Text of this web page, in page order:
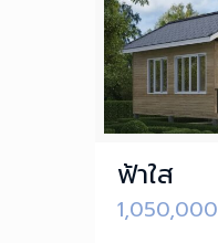
ฟ้าใส
1,050,000